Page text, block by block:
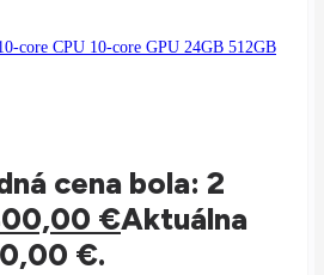
Apple iMac 24 BLUE M4 10-core CPU 10-core GPU 24GB 512GB
cena bola: 2
€Aktuálna
€.